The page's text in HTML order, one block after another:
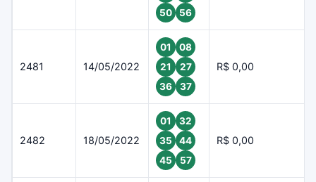
50
56
2481 14/05/2022
01
08
21
27
36
37
R$ 0,00
2482 18/05/2022
01
32
35
44
45
57
R$ 0,00